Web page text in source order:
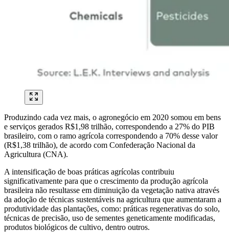
Produzindo cada vez mais, o agronegócio em 2020 somou em bens
e serviços gerados R$1,98 trilhão, correspondendo a 27% do PIB
brasileiro, com o ramo agrícola correspondendo a 70% desse valor
(R$1,38 trilhão), de acordo com Confederação Nacional da
Agricultura (CNA).
A intensificação de boas práticas agrícolas contribuiu
significativamente para que o crescimento da produção agrícola
brasileira não resultasse em diminuição da vegetação nativa através
da adoção de técnicas sustentáveis na agricultura que aumentaram a
produtividade das plantações, como: práticas regenerativas do solo,
técnicas de precisão, uso de sementes geneticamente modificadas,
produtos biológicos de cultivo, dentro outros.